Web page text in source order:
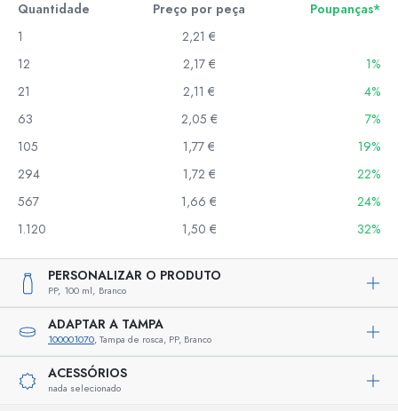
Quantidade Preço por peça
Poupanças*
1
2,21 €
12
2,17 €
1%
21
2,11 €
4%
63
2,05 €
7%
105
1,77 €
19%
294
1,72 €
22%
567
1,66 €
24%
1.120
1,50 € 32%
PERSONALIZAR O PRODUTO
PP, 100 ml, Branco
ADAPTAR A TAMPA
100001070, Tampa de rosca, PP, Branco
ACESSÓRIOS
nada selecionado